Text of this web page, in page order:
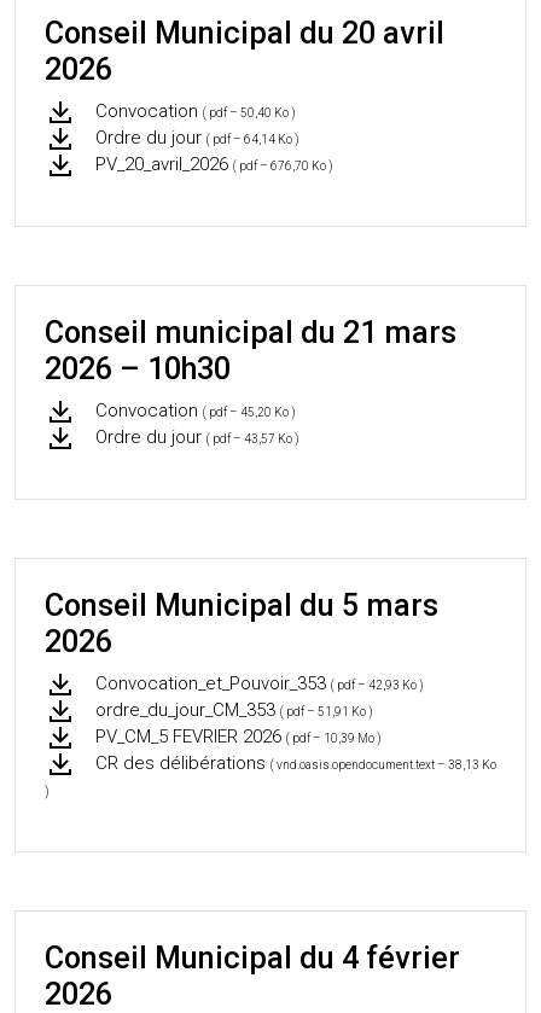
Conseil Municipal du 20 avril
2026
Convocation ( pdf – 50,40 Ko )
Ordre du jour ( pdf – 64,14 Ko )
PV_20_avril_2026 ( pdf – 676,70 Ko )
Conseil municipal du 21 mars
2026 – 10h30
Convocation ( pdf – 45,20 Ko )
Ordre du jour ( pdf – 43,57 Ko )
Conseil Municipal du 5 mars
2026
Convocation_et_Pouvoir_353 ( pdf – 42,93 Ko )
ordre_du_jour_CM_353 ( pdf – 51,91 Ko )
PV_CM_5 FEVRIER 2026 ( pdf – 10,39 Mo )
CR des délibérations ( vnd.oasis.opendocument.text – 38,13 Ko
)
Conseil Municipal du 4 février
2026